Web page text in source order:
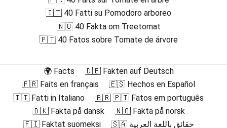
🇮🇹 40 Fatti su Pomodoro arboreo
🇳🇴 40 Fakta om Treetomat
🇵🇹 40 Fatos sobre Tomate de árvore
🌍 Facts
🇩🇪 Fakten auf Deutsch
🇫🇷 Faits en français
🇪🇸 Hechos en Español
🇮🇹 Fatti in Italiano
🇧🇷 🇵🇹 Fatos em português
🇩🇰 Fakta på dansk
🇳🇴 Fakta på norsk
🇫🇮 Faktat suomeksi
🇸🇦 حقائق باللغة العربية